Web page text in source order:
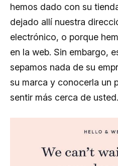
hemos dado con su
dejado allí nuestra
electrónico, o porque
en la web. Sin embargo,
sepamos nada de su
su marca y conocerla un
sentir más cerca de usted.